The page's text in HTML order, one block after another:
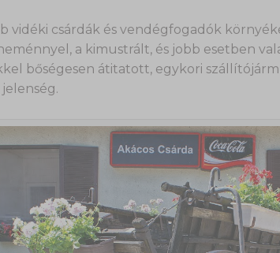
vidéki csárdák és vendégfogadók
a kimustrált, és jobb esetben
bőségesen átitatott, egykori